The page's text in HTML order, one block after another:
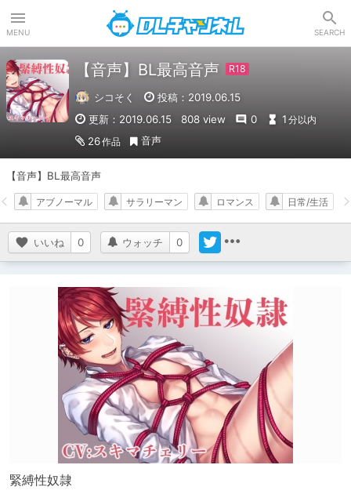
MENU SEARCH
【音声】BL最高音声
シコそく
投稿：2019.06.15
更新：2019.06.15
808 view 0 1 分以内
26作品 音声
【音声】BL最高音声
いいね 0 ウォッチ 0
アブノーマル サラリーマン ロマンス 日常/生活
緊縛性奴隷